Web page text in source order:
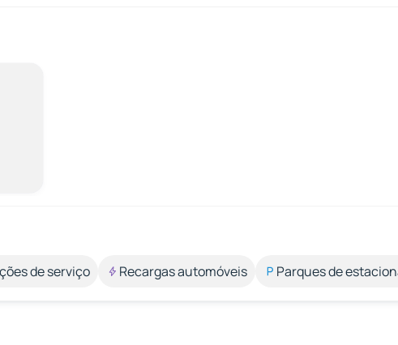
de serviço Recargas automóveis Parques de